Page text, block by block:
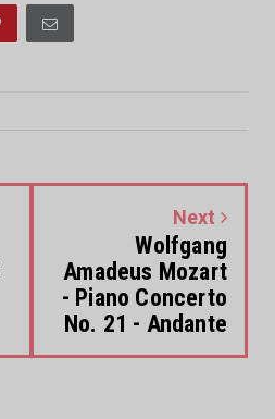
Next
Wolfgang
Amadeus Mozart
- Piano Concerto
No. 21 - Andante